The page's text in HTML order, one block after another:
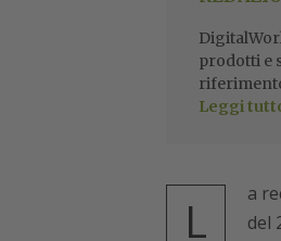
prodotti e
Leggi
L a
del